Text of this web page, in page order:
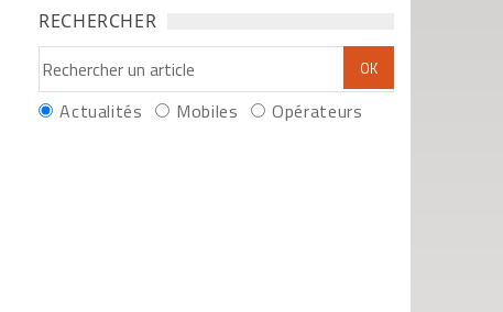
RECHERCHER
Actualités Mobiles Opérateurs